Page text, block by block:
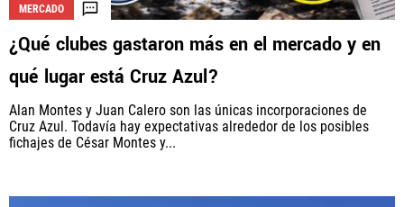
MERCADO
¿Qué clubes gastaron más en el mercado y en
qué lugar está Cruz Azul?
Alan Montes y Juan Calero son las únicas incorporaciones de
Cruz Azul. Todavía hay expectativas alrededor de los posibles
fichajes de César Montes y...